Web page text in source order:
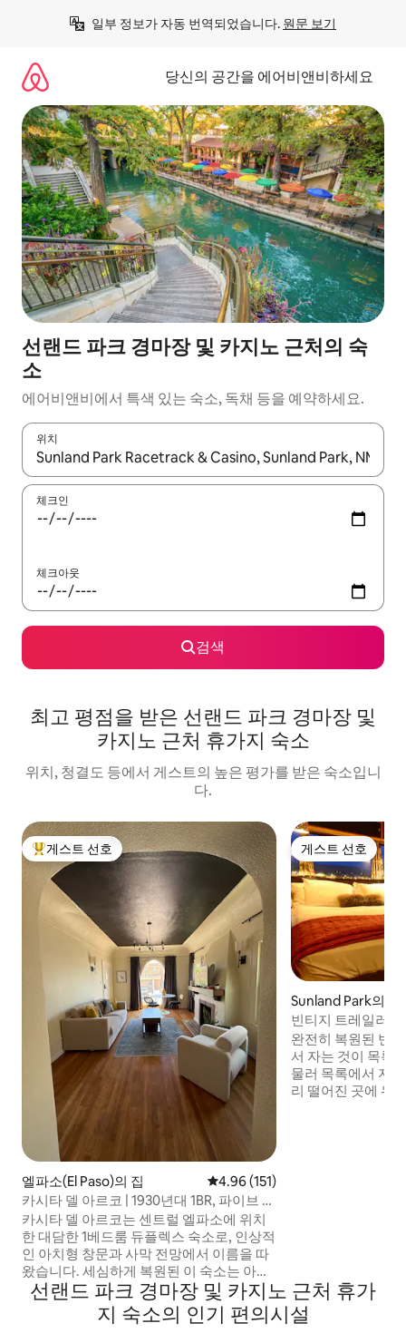
일부 정보가 자동 번역되었습니다. 원문 보기
당신의 공간을 에어비앤비하세요
선랜드 파크 경마장 및 카지노 근처의 숙
소
에어비앤비에서 특색 있는 숙소, 독채 등을 예약하세요.
위치
결과가 나오면 위·아래 화살표 키를 사용하거나 터치 또는 스와이
체크인
체크아웃
검색
최고 평점을 받은 선랜드 파크 경마장 및
카지노 근처 휴가지 숙소
위치, 청결도 등에서 게스트의 높은 평가를 받은 숙소입니
다.
상위 게스트 선호
게스트 선호
엘파소(El Paso)의 집 평점 4.96점(5점 만점), 후기 151
4.96 (151)
카시타 델 아르코 | 1930년대 1BR, 파이브 포
인츠
카시타 델 아르코는 센트럴 엘파소에 위치
한 대담한 1베드룸 듀플렉스 숙소로, 인상적
인 아치형 창문과 사막 전망에서 이름을 따
왔습니다. 세심하게 복원된 이 숙소는 아치
형 검은색 천장, 타일 벽난로, 밝은 포인트
장식 등 독창적인 디테일과 유쾌한 모던 디
자인이 조화를 이룹니다. 완비된 주방, 세탁
게스트 선호
게스트 선호
Sunland Park의 초
빈티지 트레일러
곳 더 보기
완전히 복원된 빈
서 자는 것이 목록
물러 목록에서 지우세요. 스트
리 떨어진 곳에 위
선랜드 파크 경마장 및 카지노 근처 휴가
지 숙소의 인기 편의시설